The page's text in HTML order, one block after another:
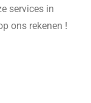
services in
ons rekenen !